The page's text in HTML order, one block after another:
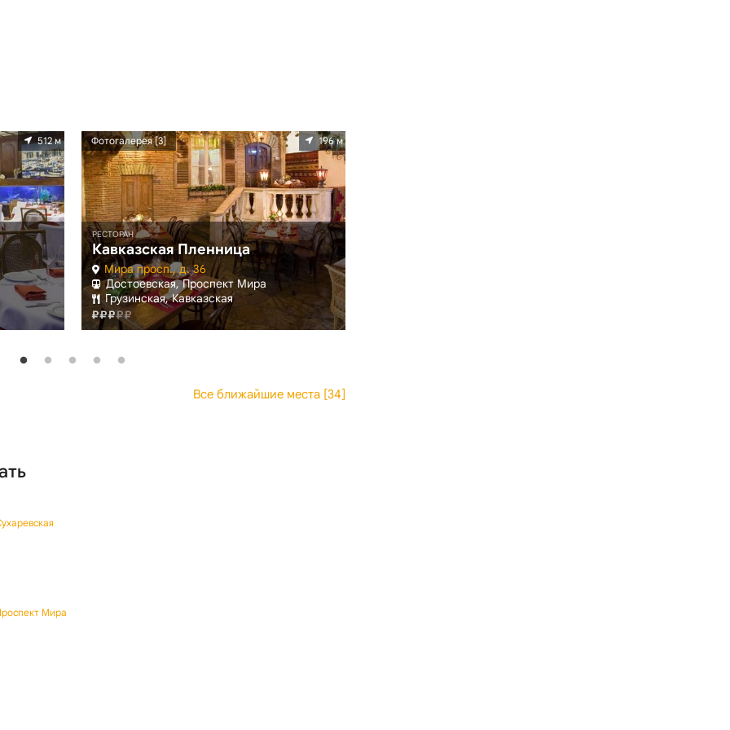
512 м Фотогалерея [3] 196 м
РЕСТОРАН
Кавказская Пленница
Мира просп., д. 36
Достоевская, Проспект Мира
Грузинская, Кавказская
Все ближайшие места [34]
Мира